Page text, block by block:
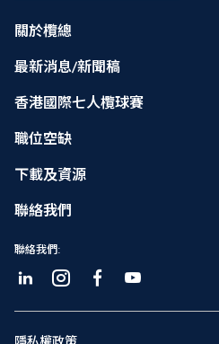
關於欖總
最新消息/新聞稿
香港國際七人欖球賽
職位空缺
下載及資源
聯絡我們
聯絡我們: